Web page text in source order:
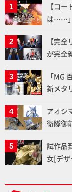
【コ
は……」
【完
が完全
下ろし
ト」
「MG
新メタ
りに!!
アオシ
衛隊御
た「お
通常版
試作品
女[デザ
ズ】